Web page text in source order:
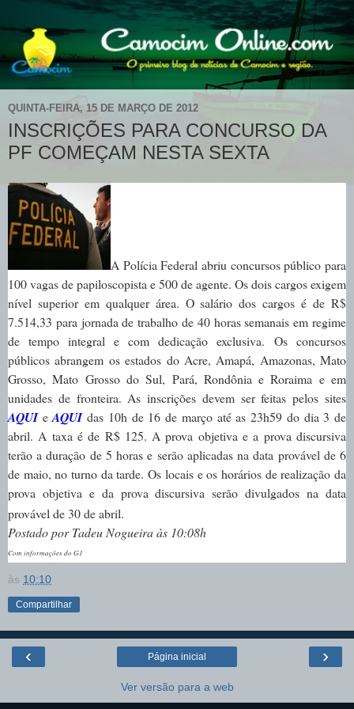
QUINTA-FEIRA, 15 DE MARÇO DE 2012
INSCRIÇÕES PARA CONCURSO DA
PF COMEÇAM NESTA SEXTA
A Polícia Federal abriu concursos público para
100 vagas de papiloscopista e 500 de agente. Os dois cargos exigem
nível superior em qualquer área. O salário dos cargos é de R$
7.514,33 para jornada de trabalho de 40 horas semanais em regime
de tempo integral e com dedicação exclusiva.
Os concursos
públicos abrangem os estados do Acre, Amapá, Amazonas, Mato
Grosso, Mato Grosso do Sul, Pará, Rondônia e Roraima e em
unidades de fronteira. As inscrições devem ser feitas pelos sites
AQUI eAQUI das 10h de 16 de março até as 23h59 do dia 3 de
abril. A taxa é de R$ 125. A prova objetiva e a prova discursiva
terão a duração de 5 horas e serão aplicadas na data provável de 6
de maio, no turno da tarde. Os locais e os horários de realização da
prova objetiva e da prova discursiva serão divulgados na data
provável de 30 de abril.
Postado por Tadeu Nogueira às 10:08h
Com informações do G1
às 10:10
Compartilhar
‹ ›
Página inicial
Ver versão para a web